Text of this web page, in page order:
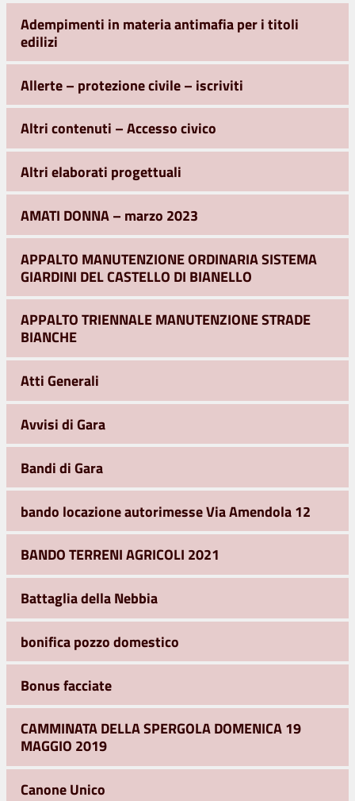
Adempimenti in materia antimafia per i titoli
edilizi
Allerte – protezione civile – iscriviti
Altri contenuti – Accesso civico
Altri elaborati progettuali
AMATI DONNA – marzo 2023
APPALTO MANUTENZIONE ORDINARIA SISTEMA
GIARDINI DEL CASTELLO DI BIANELLO
APPALTO TRIENNALE MANUTENZIONE STRADE
BIANCHE
Atti Generali
Avvisi di Gara
Bandi di Gara
bando locazione autorimesse Via Amendola 12
BANDO TERRENI AGRICOLI 2021
Battaglia della Nebbia
bonifica pozzo domestico
Bonus facciate
CAMMINATA DELLA SPERGOLA DOMENICA 19
MAGGIO 2019
Canone Unico